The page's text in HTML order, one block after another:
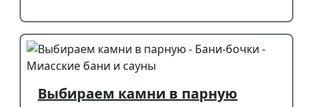
Выбираем камни в парную